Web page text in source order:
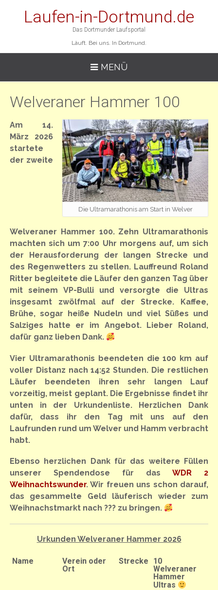
Laufen-in-Dortmund.de
Das Dortmunder Laufsportal
Läuft. Bei uns. In Dortmund.
MENÜ
Welveraner Hammer 100
Die Ultramarathonis am Start in Welver
Am 14.
März 2026
startete
der zweite
Welveraner Hammer 100. Zehn Ultramarathonis
machten sich um 7:00 Uhr morgens auf, um sich
der Herausforderung der langen Strecke und
des Regenwetters zu stellen. Lauffreund Roland
Ritter begleitete die Läufer den ganzen Tag über
mit seinem VP-Bulli und versorgte die Ultras
insgesamt zwölfmal auf der Strecke. Kaffee,
Brühe, sogar heiße Nudeln und viel Süßes und
Salziges hatte er im Angebot. Lieber Roland,
dafür ganz lieben Dank.
Vier Ultramarathonis beendeten die 100 km auf
voller Distanz nach 14:52 Stunden. Die restlichen
Läufer beendeten ihren sehr langen Lauf
vorzeitig, meist geplant. Die Ergebnisse findet ihr
unten in der Urkundenliste. Herzlichen Dank
dafür, dass ihr den Tag mit uns auf den
Laufrunden rund um Welver und Hamm verbracht
habt.
Ebenso herzlichen Dank für das weitere Füllen
unserer Spendendose für das WDR 2
Weihnachtswunder. Wir freuen uns schon darauf,
das gesammelte Geld läuferisch wieder zum
Weihnachstmarkt nach ??? zu bringen.
Urkunden Welveraner Hammer 2026
Name
Verein oder
Ort
Strecke
10
Welveraner
Hammer
Ultras